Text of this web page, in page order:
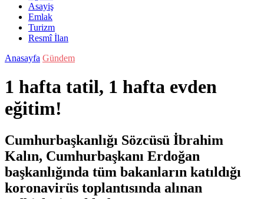
Asayiş
Emlak
Turizm
Resmî İlan
Anasayfa Gündem
1 hafta tatil, 1 hafta evden
eğitim!
Cumhurbaşkanlığı Sözcüsü İbrahim
Kalın, Cumhurbaşkanı Erdoğan
başkanlığında tüm bakanların katıldığı
koronavirüs toplantısında alınan